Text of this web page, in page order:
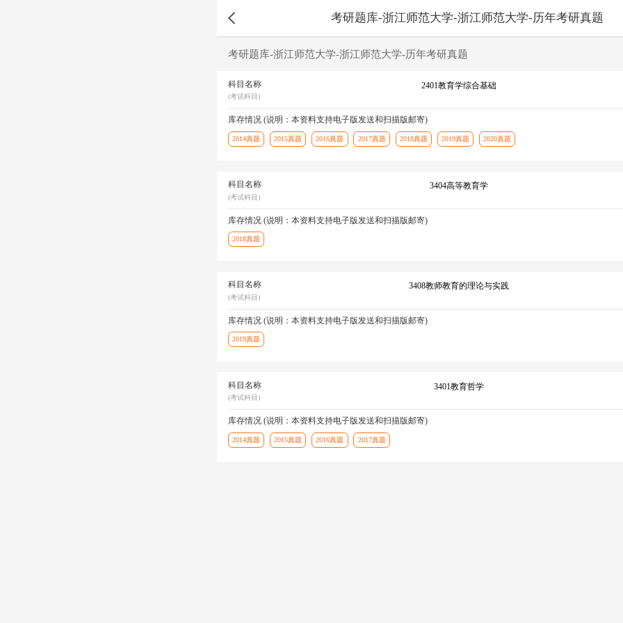
考研题库-浙江师范大学-浙江师范大学-历年考研真题
考研题库-浙江师范大学-浙江师范大学-历年考研真题
科目名称
(考试科目)
2401教育学综合基础
库存情况 (说明：本资料支持电子版发送和扫描版邮寄)
2014真题 2015真题 2016真题 2017真题 2018真题 2019真题 2020真题
科目名称
(考试科目)
3404高等教育学
库存情况 (说明：本资料支持电子版发送和扫描版邮寄)
2018真题
科目名称
(考试科目)
3408教师教育的理论与实践
库存情况 (说明：本资料支持电子版发送和扫描版邮寄)
2019真题
科目名称
(考试科目)
3401教育哲学
库存情况 (说明：本资料支持电子版发送和扫描版邮寄)
2014真题 2015真题 2016真题 2017真题